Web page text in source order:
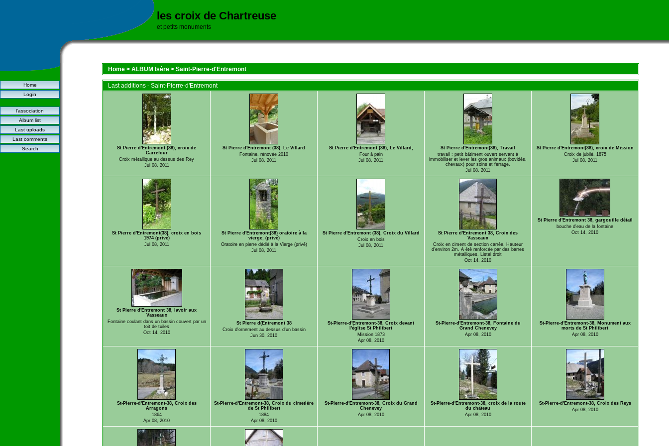
les croix de Chartreuse
et petits monuments
Home
Login
l'association
Album list
Last uploads
Last comments
Search
Home > ALBUM Isère > Saint-Pierre-d'Entremont
Last additions - Saint-Pierre-d'Entremont
St Pierre d'Entremont (38), croix de
Carrefour
Croix métallique au dessus des Rey
Jul 08, 2011
St Pierre d'Entremont (38), Le Villard
Fontaine, rénovée 2010
Jul 08, 2011
St Pierre d'Entremont (38), Le Villard,
Four à pain
Jul 08, 2011
St Pierre d'Entremont(38), Travail
travail : petit bâtiment ouvert servant à
immobiliser et lever les gros animaux (bovidés,
chevaux) pour soins et ferrage.
Jul 08, 2011
St Pierre d'Entremont(38), croix de Mission
Croix de jubilé, 1875
Jul 08, 2011
St Pierre d'Entremont(38), croix en bois
1974 (privé)
Jul 08, 2011
St Pierre d'Entremont(38) oratoire à la
vierge, (privé)
Oratoire en pierre dédié à la Vierge (privé)
Jul 08, 2011
St Pierre d'Entremont (38), Croix du Villard
Croix en bois
Jul 08, 2011
St Pierre d'Entremont 38, Croix des
Vasseaux
Croix en ciment de section carrée. Hauteur
d'environ 2m. A été renforcée par des barres
métalliques. Listel droit
Oct 14, 2010
St Pierre d'Entremont 38, gargouille détail
bouche d'eau de la fontaine
Oct 14, 2010
St Pierre d'Entremont 38, lavoir aux
Vasseaux
Fontaine coulant dans un bassin couvert par un
toit de tuiles
Oct 14, 2010
St Pierre d(Entremont 38
Croix d'ornement au dessus d'un bassin
Jun 30, 2010
St-Pierre-d'Entremont-38, Croix devant
l'église St Philibert
Mission 1873
Apr 08, 2010
St-Pierre-d'Entremont-38, Fontaine du
Grand Chenevey
Apr 08, 2010
St-Pierre-d'Entremont-38, Monument aux
morts de St Philibert
Apr 08, 2010
St-Pierre-d'Entremont-38, Croix des
Arragons
1864
Apr 08, 2010
St-Pierre-d'Entremont-38, Croix du cimetière
de St Philibert
1884
Apr 08, 2010
St-Pierre-d'Entremont-38, Croix du Grand
Chenevey
Apr 08, 2010
St-Pierre-d'Entremont-38, croix de la route
du château
Apr 08, 2010
St-Pierre-d'Entremont-38, Croix des Reys
Apr 08, 2010